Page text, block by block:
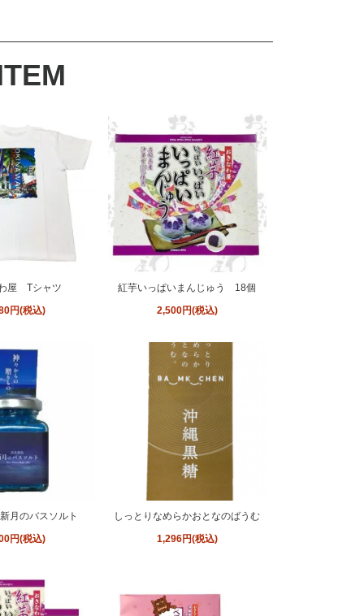
屋 Tシャツ
円(税込)
紅芋いっぱいまんじゅう 18個
2,500円(税込)
月のバスソルト
円(税込)
しっとりなめらかおとなのばうむ
1,296円(税込)